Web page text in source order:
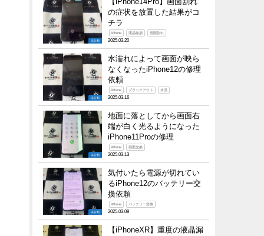
未分類
の症状を放置した結果がコ
チラ
iPhone 液晶破損 画面割れ
2025.03.20
未分類
水濡れによって画面が映ら
なくなったiPhone12の修理
依頼
iPhone ブラックアウト 水没
2025.03.16
未分類
地面に落としてから画面右
端が白く光るようになった
iPhone11Proの修理
iPhone 画面交換
2025.03.13
未分類
気付いたら電源が切れてい
るiPhone12のバッテリー交
換依頼
iPhone バッテリー交換
2025.03.09
【iPhoneXR】重度の液晶漏